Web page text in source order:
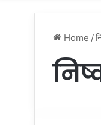
Home /